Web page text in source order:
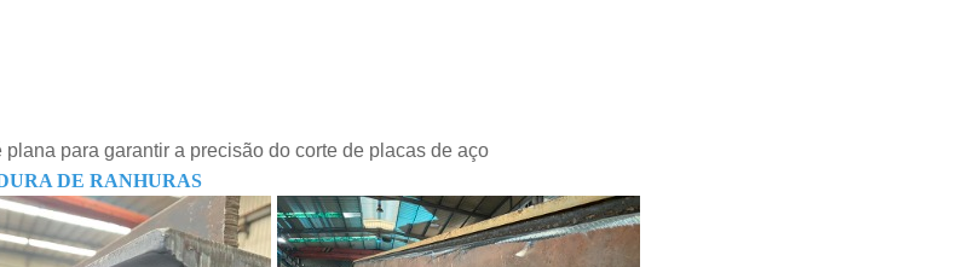
plana para garantir a precisão do corte de placas de aço
DE RANHURAS